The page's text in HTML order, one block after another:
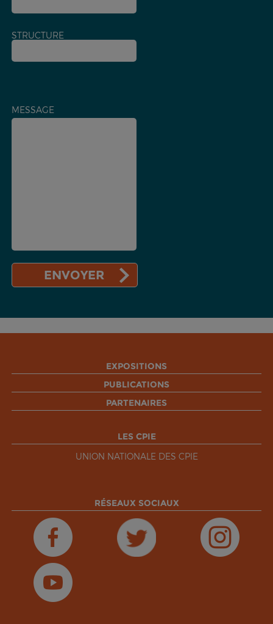
STRUCTURE
MESSAGE
EXPOSITIONS
PUBLICATIONS
PARTENAIRES
LES CPIE
UNION NATIONALE DES CPIE
RÉSEAUX SOCIAUX